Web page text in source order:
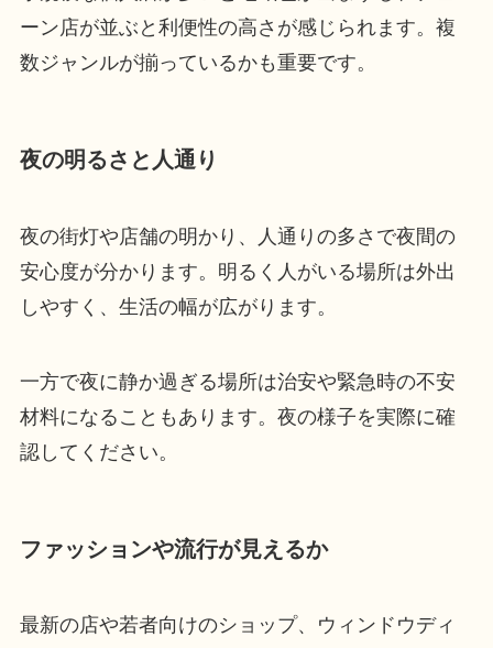
ーン店が並ぶと利便性の高さが感じられます。複
数ジャンルが揃っているかも重要です。
夜の明るさと人通り
夜の街灯や店舗の明かり、人通りの多さで夜間の
安心度が分かります。明るく人がいる場所は外出
しやすく、生活の幅が広がります。
一方で夜に静か過ぎる場所は治安や緊急時の不安
材料になることもあります。夜の様子を実際に確
認してください。
ファッションや流行が見えるか
最新の店や若者向けのショップ、ウィンドウディ